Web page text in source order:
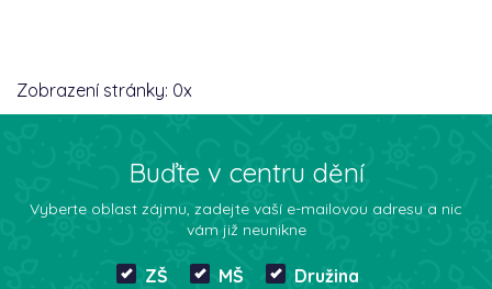
Zobrazení stránky: 0x
Buďte v centru dění
Vyberte oblast zájmu, zadejte vaší e-mailovou adresu a nic
vám již neunikne
ZŠ MŠ Družina